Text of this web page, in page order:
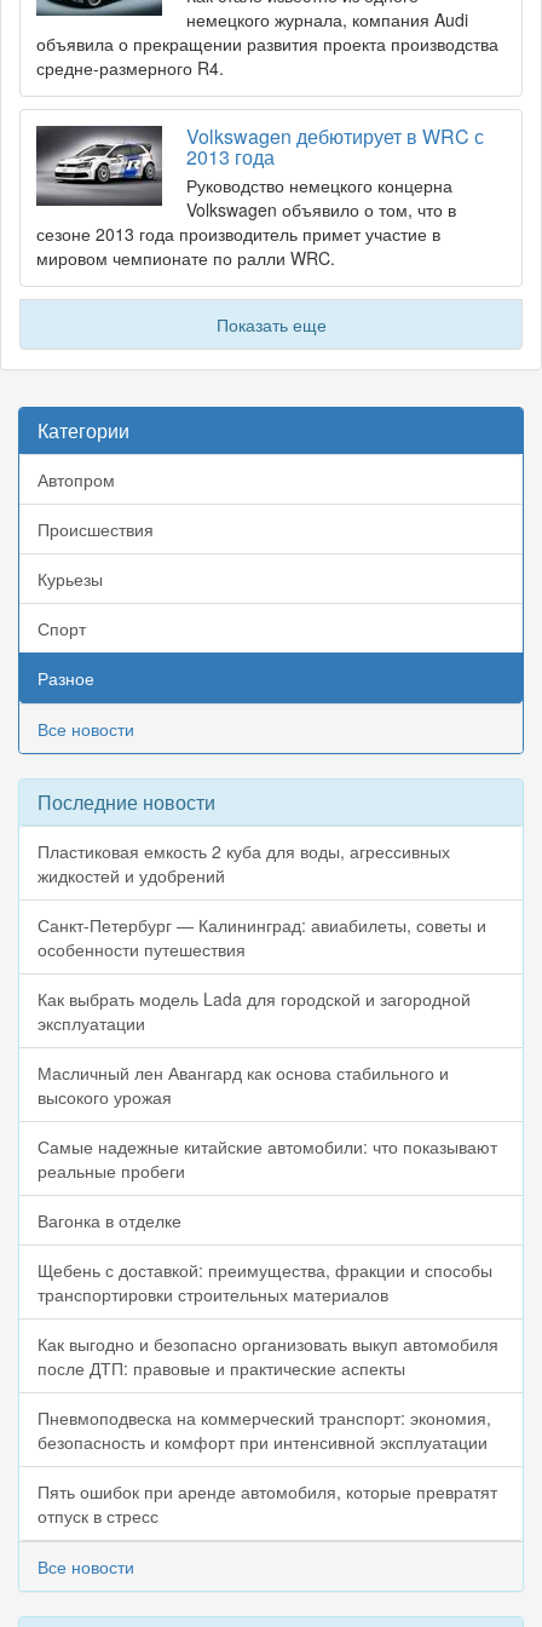
немецкого журнала, компания Audi
объявила о прекращении развития проекта производства
средне-размерного R4.
Volkswagen дебютирует в WRC с
2013 года
Руководство немецкого концерна
Volkswagen объявило о том, что в
сезоне 2013 года производитель примет участие в
мировом чемпионате по ралли WRC.
Показать еще
Категории
Автопром
Происшествия
Курьезы
Спорт
Разное
Все новости
Последние новости
Пластиковая емкость 2 куба для воды, агрессивных
жидкостей и удобрений
Санкт-Петербург — Калининград: авиабилеты, советы и
особенности путешествия
Как выбрать модель Lada для городской и загородной
эксплуатации
Масличный лен Авангард как основа стабильного и
высокого урожая
Самые надежные китайские автомобили: что показывают
реальные пробеги
Вагонка в отделке
Щебень с доставкой: преимущества, фракции и способы
транспортировки строительных материалов
Как выгодно и безопасно организовать выкуп автомобиля
после ДТП: правовые и практические аспекты
Пневмоподвеска на коммерческий транспорт: экономия,
безопасность и комфорт при интенсивной эксплуатации
Пять ошибок при аренде автомобиля, которые превратят
отпуск в стресс
Все новости